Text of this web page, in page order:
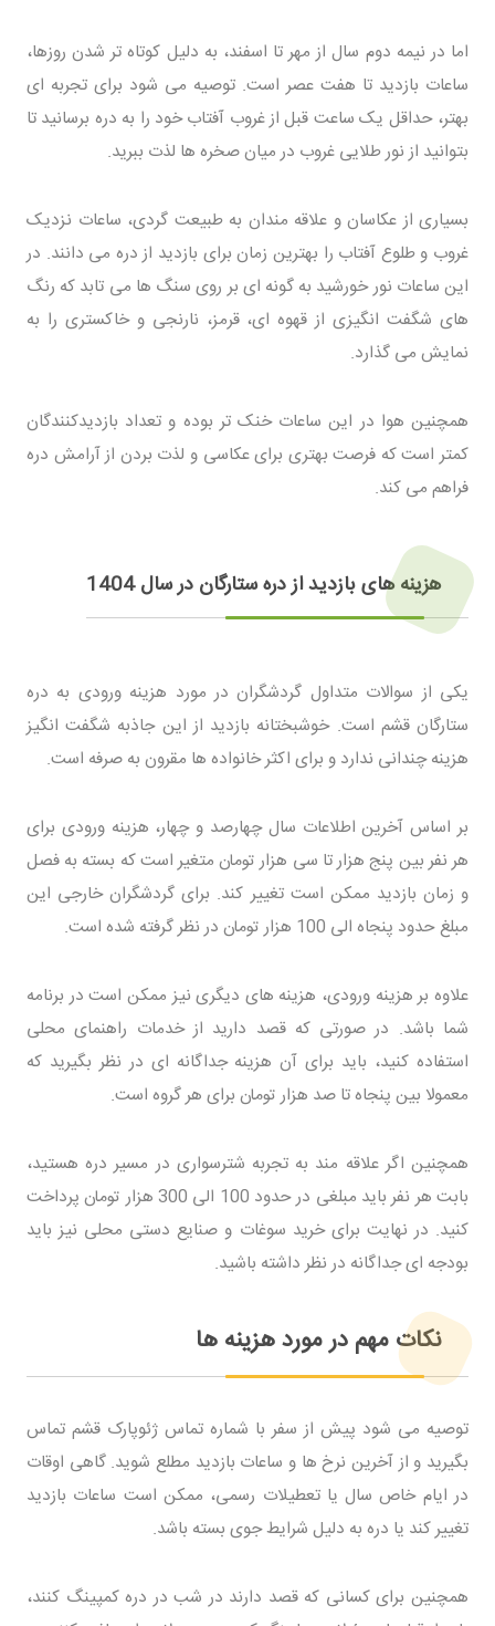
اما در نیمه دوم سال از مهر تا اسفند، به دلیل کوتاه تر شدن روزها،
ساعات بازدید تا هفت عصر است. توصیه می شود برای تجربه ای
بهتر، حداقل یک ساعت قبل از غروب آفتاب خود را به دره برسانید تا
بتوانید از نور طلایی غروب در میان صخره ها لذت ببرید.
بسیاری از عکاسان و علاقه مندان به طبیعت گردی، ساعات نزدیک
غروب و طلوع آفتاب را بهترین زمان برای بازدید از دره می دانند. در
این ساعات نور خورشید به گونه ای بر روی سنگ ها می تابد که رنگ
های شگفت انگیزی از قهوه ای، قرمز، نارنجی و خاکستری را به
نمایش می گذارد.
همچنین هوا در این ساعات خنک تر بوده و تعداد بازدیدکنندگان
کمتر است که فرصت بهتری برای عکاسی و لذت بردن از آرامش دره
فراهم می کند.
هزینه های بازدید از دره ستارگان در سال 1404
یکی از سوالات متداول گردشگران در مورد هزینه ورودی به دره
ستارگان قشم است. خوشبختانه بازدید از این جاذبه شگفت انگیز
هزینه چندانی ندارد و برای اکثر خانواده ها مقرون به صرفه است.
بر اساس آخرین اطلاعات سال چهارصد و چهار، هزینه ورودی برای
هر نفر بین پنج هزار تا سی هزار تومان متغیر است که بسته به فصل
و زمان بازدید ممکن است تغییر کند. برای گردشگران خارجی این
مبلغ حدود پنجاه الی 100 هزار تومان در نظر گرفته شده است.
علاوه بر هزینه ورودی، هزینه های دیگری نیز ممکن است در برنامه
شما باشد. در صورتی که قصد دارید از خدمات راهنمای محلی
استفاده کنید، باید برای آن هزینه جداگانه ای در نظر بگیرید که
معمولا بین پنجاه تا صد هزار تومان برای هر گروه است.
همچنین اگر علاقه مند به تجربه شترسواری در مسیر دره هستید،
بابت هر نفر باید مبلغی در حدود 100 الی 300 هزار تومان پرداخت
کنید. در نهایت برای خرید سوغات و صنایع دستی محلی نیز باید
بودجه ای جداگانه در نظر داشته باشید.
نکات مهم در مورد هزینه ها
توصیه می شود پیش از سفر با شماره تماس ژئوپارک قشم تماس
بگیرید و از آخرین نرخ ها و ساعات بازدید مطلع شوید. گاهی اوقات
در ایام خاص سال یا تعطیلات رسمی، ممکن است ساعات بازدید
تغییر کند یا دره به دلیل شرایط جوی بسته باشد.
همچنین برای کسانی که قصد دارند در شب در دره کمپینگ کنند،